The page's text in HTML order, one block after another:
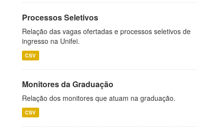
Processos Seletivos
Relação das vagas ofertadas e processos seletivos de
ingresso na Unifei.
CSV
Monitores da Graduação
Relação dos monitores que atuam na graduação.
CSV